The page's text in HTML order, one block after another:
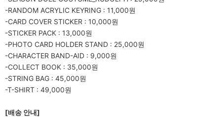
-RANDOM ACRYLIC KEYRING : 11,000원
-CARD COVER STICKER : 10,000원
-STICKER PACK : 13,000원
-PHOTO CARD HOLDER STAND : 25,000원
-CHARACTER BAND-AID : 9,000원
-COLLECT BOOK : 35,000원
-STRING BAG : 45,000원
-T-SHIRT : 49,000원
[배송 안내]